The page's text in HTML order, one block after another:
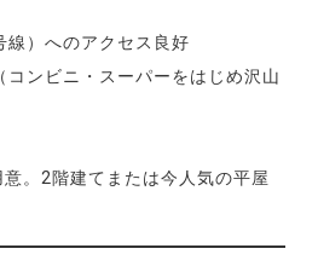
線）へのアクセス良好
コンビニ・スーパーをはじめ沢山
。2階建てまたは今人気の平屋